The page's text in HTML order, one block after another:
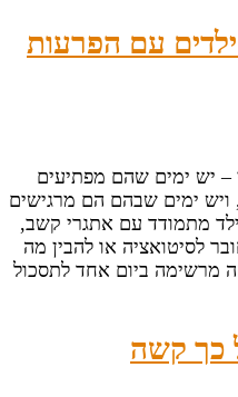
עם הפרעות
– יש ימים שהם מפתיעים
ויש ימים שבהם הם מרגישים
מתמודד עם אתגרי קשב,
לסיטואציה או להבין מה
מרשימה ביום אחד לתסכול
כך קשה